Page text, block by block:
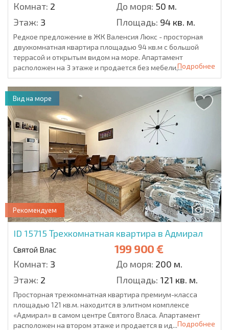
Комнат: 2 До моря: 50 м.
Этаж: 3 Площадь: 94 кв. м.
Редкое предложение в ЖК Валенсия Люкс - просторная
двухкомнатная квартира площадью 94 кв.м с большой
террасой и открытым видом на море. Апартамент
расположен на 3 этаже и продается без мебели,...Подробнее
58
Рекомендуем
ID 15715 Трехкомнатная квартира в Адмирал
Святой Влас 199 900 €
Комнат: 3 До моря: 200 м.
Этаж: 2 Площадь: 121 кв. м.
Вид на море
Просторная трехкомнатная квартира премиум-класса
площадью 121 кв.м. находится в элитном комплексе
«Адмирал» в самом центре Святого Власа. Апартамент
расположен на втором этаже и продается в ид...Подробнее